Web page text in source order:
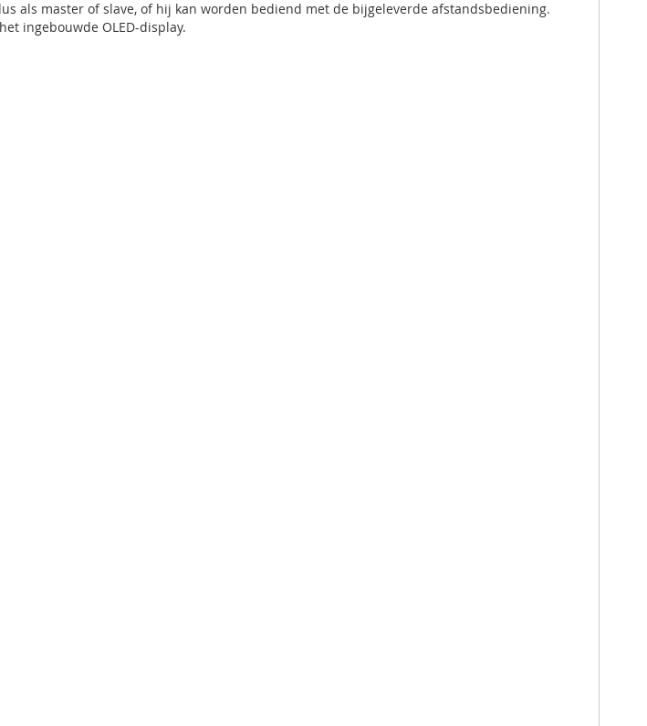
als master of slave, of hij kan worden bediend met de bijgeleverde afstandsbediening.
ingebouwde OLED-display.